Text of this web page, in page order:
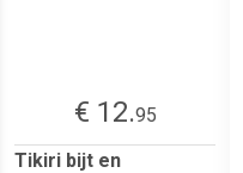
€ 12.95
Tikiri bijt en